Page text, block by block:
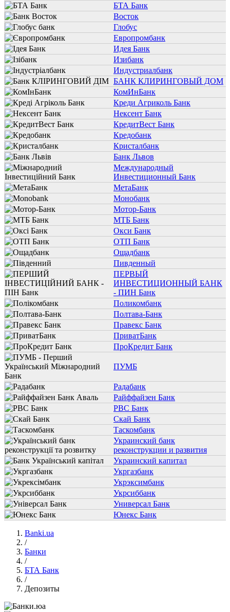
БТА Банк
Восток
Глобус
Европромбанк
Идея Банк
Изибанк
Индустриалбанк
БАНК КЛИРИНГОВЫЙ ДОМ
КомИнБанк
Креди Агриколь Банк
Нексент Банк
КредитВест Банк
Кредобанк
Кристалбанк
Банк Львов
Международный
Инвестиционный Банк
МетаБанк
Монобанк
Мотор-Банк
МТБ Банк
Окси Банк
ОТП Банк
Ощадбанк
Пивденный
ПЕРВЫЙ
ИНВЕСТИЦИОННЫЙ БАНК
- ПИН Банк
Поликомбанк
Полтава-Банк
Правекс Банк
ПриватБанк
ПроКредит Банк
ПУМБ
Радабанк
Райффайзен Банк
РВС Банк
Скай Банк
Таскомбанк
Украинский банк
реконструкции и развития
Украинский капитал
Укргазбанк
Укрэксимбанк
Укрсиббанк
Универсал Банк
Юнекс Банк
Banki.ua
/
Банки
/
БТА Банк
/
Депозиты